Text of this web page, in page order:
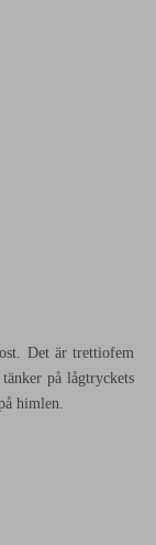
Det är trettiofem
på lågtryckets
himlen.